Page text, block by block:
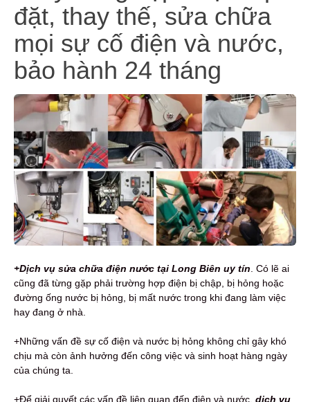
đặt, thay thế, sửa chữa
mọi sự cố điện và nước,
bảo hành 24 tháng
+Dịch vụ sửa chữa điện nước tại Long Biên uy tín . Có lẽ ai
cũng đã từng gặp phải trường hợp điện bị chập, bị hỏng hoặc
đường ống nước bị hỏng, bị mất nước trong khi đang làm việc
hay đang ở nhà.
+Những vấn đề sự cố điện và nước bị hỏng không chỉ gây khó
chịu mà còn ảnh hưởng đến công việc và sinh hoạt hàng ngày
của chúng ta.
+Để giải quyết các vấn đề liên quan đến điện và nước, dịch vụ